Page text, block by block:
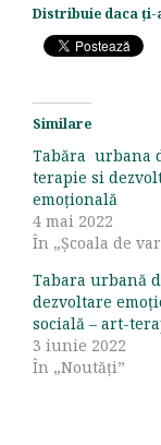
Distribuie daca ți-
Similare
Tabăra urbana
terapie si
emoțională
4 mai 2022
În „Școala de
Tabara urbană
dezvoltare
socială – art-
3 iunie 2022
În „Noutăți”